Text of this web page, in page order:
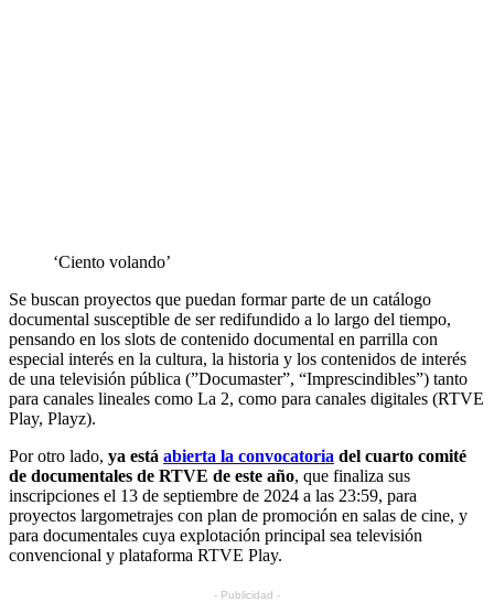
‘Ciento volando’
Se buscan proyectos que puedan formar parte de un catálogo
documental susceptible de ser redifundido a lo largo del tiempo,
pensando en los slots de contenido documental en parrilla con
especial interés en la cultura, la historia y los contenidos de interés
de una televisión pública (”Documaster”, “Imprescindibles”) tanto
para canales lineales como La 2, como para canales digitales (RTVE
Play, Playz).
Por otro lado, ya está abierta la convocatoria del cuarto comité
de documentales de RTVE de este año, que finaliza sus
inscripciones el 13 de septiembre de 2024 a las 23:59, para
proyectos largometrajes con plan de promoción en salas de cine, y
para documentales cuya explotación principal sea televisión
convencional y plataforma RTVE Play.
- Publicidad -